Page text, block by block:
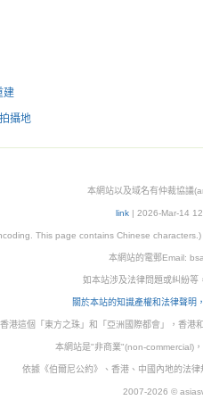
建
攝地
本網站以及域名有仲裁協議
link| 2026-Mar-14
This page contains Chinese
本網站的電郵Email:
如本站涉及法律問題或糾紛等
關於本站的知識產權和法律聲明
港這個「東方之珠」和「亞洲國際都會」，香港
本網站是"非商業"(non-commercial)
依據《伯爾尼公約》、香港、中國內地的法
2007-2026 ©